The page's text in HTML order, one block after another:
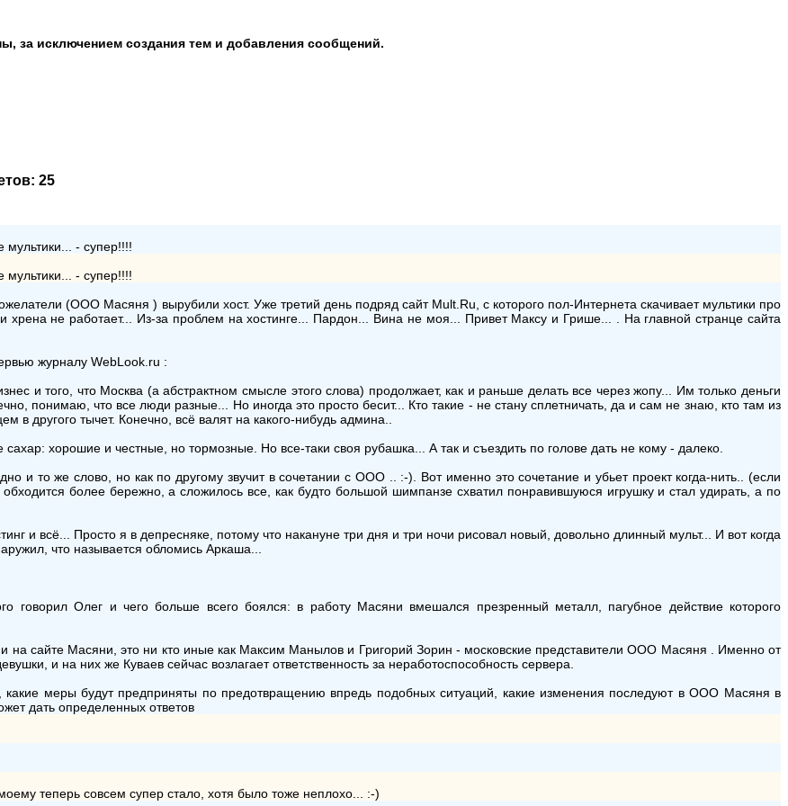
за исключением создания тем и добавления сообщений.
25
- супер!!!!
- супер!!!!
(ООО Масяня ) вырубили хост. Уже третий день подряд сайт Mult.Ru, с которого пол-Интернета скачивает мультики про
не работает... Из-за проблем на хостинге... Пардон... Вина не моя... Привет Максу и Грише... . На главной странце сайта
журналу WebLook.ru :
и того, что Москва (а абстрактном смысле этого слова) продолжает, как и раньше делать все через жопу... Им только деньги
понимаю, что все люди разные... Но иногда это просто бесит... Кто такие - не стану сплетничать, да и сам не знаю, кто там из
другого тычет. Конечно, всё валят на какого-нибудь админа..
хорошие и честные, но тормозные. Но все-таки своя рубашка... А так и съездить по голове дать не кому - далеко.
и то же слово, но как по другому звучит в сочетании с ООО .. :-). Вот именно это сочетание и убьет проект когда-нить.. (если
более бережно, а сложилось все, как будто большой шимпанзе схватил понравившуюся игрушку и стал удирать, а по
и всё... Просто я в депресняке, потому что накануне три дня и три ночи рисовал новый, довольно длинный мульт... И вот когда
что называется обломись Аркаша...
говорил Олег и чего больше всего боялся: в работу Масяни вмешался презренный металл, пагубное действие которого
на сайте Масяни, это ни кто иные как Максим Манылов и Григорий Зорин - московские представители ООО Масяня . Именно от
и на них же Куваев сейчас возлагает ответственность за неработоспособность сервера.
меры будут предприняты по предотвращению впредь подобных ситуаций, какие изменения последуют в ООО Масяня в
дать определенных ответов
теперь совсем супер стало, хотя было тоже неплохо... :-)